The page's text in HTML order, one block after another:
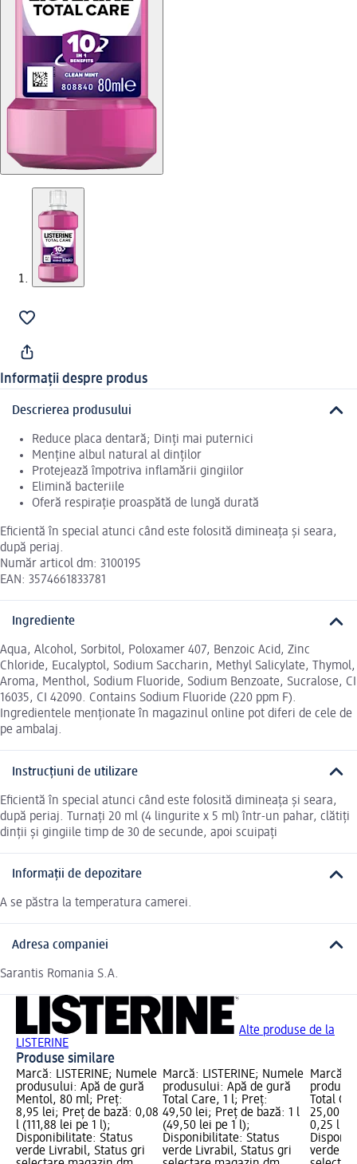
Informații despre produs
Descrierea produsului
Reduce placa dentară; Dinţi mai puternici
Menține albul natural al dinţilor
Protejează împotriva inflamării gingiilor
Elimină bacteriile
Oferă respirație proaspătă de lungă durată
Eficientă în special atunci când este folosită dimineaţa şi seara,
după periaj.
Număr articol dm: 3100195
EAN: 3574661833781
Ingrediente
Aqua, Alcohol, Sorbitol, Poloxamer 407, Benzoic Acid, Zinc
Chloride, Eucalyptol, Sodium Saccharin, Methyl Salicylate, Thymol,
Aroma, Menthol, Sodium Fluoride, Sodium Benzoate, Sucralose, CI
16035, CI 42090. Contains Sodium Fluoride (220 ppm F).
Ingredientele menționate în magazinul online pot diferi de cele de
pe ambalaj.
Instrucțiuni de utilizare
Eficientă în special atunci când este folosită dimineaţa şi seara,
după periaj. Turnaţi 20 ml (4 lingurite x 5 ml) într-un pahar, clătiţi
dinţii şi gingiile timp de 30 de secunde, apoi scuipaţi
Informații de depozitare
A se păstra la temperatura camerei.
Adresa companiei
Sarantis Romania S.A.
Alte produse de la
LISTERINE
Produse similare
Marcă: LISTERINE; Numele
produsului: Apă de gură
Mentol, 80 ml; Preț:
8,95 lei; Preț de bază: 0,08
l (111,88 lei pe 1 l);
Disponibilitate: Status
verde Livrabil, Status gri
Marcă: LISTERINE; Numele
produsului: Apă de gură
Total Care, 1 l; Preț:
49,50 lei; Preț de bază: 1 l
(49,50 lei pe 1 l);
Disponibilitate: Status
verde Livrabil, Status gri
Marcă:
Total
25,00
0,25 l
verde